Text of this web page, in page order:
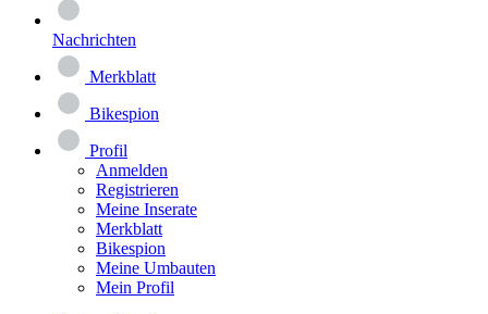
Nachrichten
Merkblatt
Bikespion
Profil
Anmelden
Registrieren
Meine Inserate
Merkblatt
Bikespion
Meine Umbauten
Mein Profil